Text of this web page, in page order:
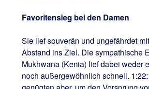
Favoritensieg bei den Damen
Sie lief souverän und ungefährdet
Abstand ins Ziel. Die sympathische
Mukhwana (Kenia) lief dabei weder
noch außergewöhnlich schnell.